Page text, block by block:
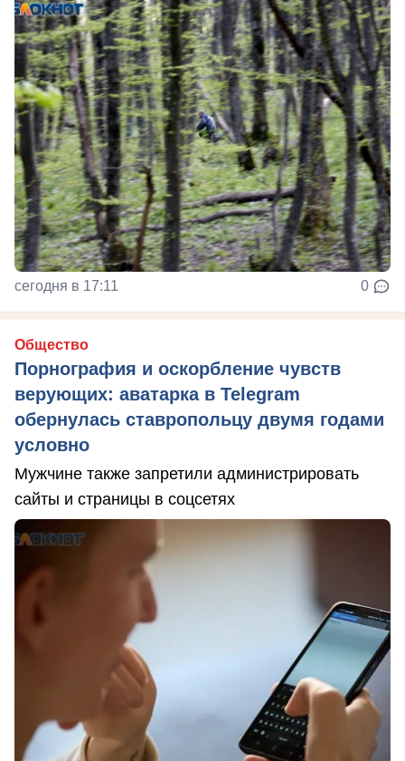
сегодня в 17:11 0
Общество
Порнография и оскорбление чувств
верующих: аватарка в Telegram
обернулась ставропольцу двумя годами
условно
Мужчине также запретили администрировать
сайты и страницы в соцсетях